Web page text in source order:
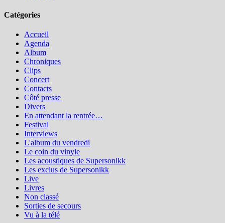
Catégories
Accueil
Agenda
Album
Chroniques
Clips
Concert
Contacts
Côté presse
Divers
En attendant la rentrée…
Festival
Interviews
L'album du vendredi
Le coin du vinyle
Les acoustiques de Supersonikk
Les exclus de Supersonikk
Live
Livres
Non classé
Sorties de secours
Vu à la télé